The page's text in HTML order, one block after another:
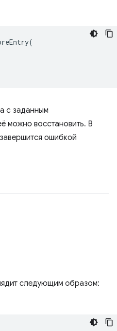
(
с заданным
можно восстановить. В
ошибкой
следующим образом: